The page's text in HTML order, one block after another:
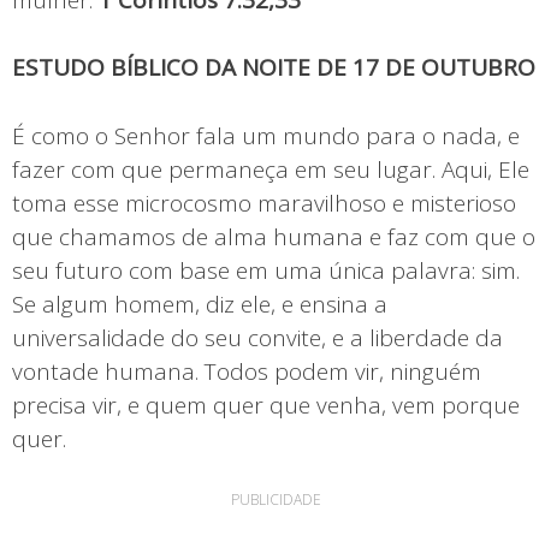
ESTUDO BÍBLICO DA NOITE DE 17 DE OUTUBRO
É como o Senhor fala um mundo para o nada, e
fazer com que permaneça em seu lugar. Aqui, Ele
toma esse microcosmo maravilhoso e misterioso
que chamamos de alma humana e faz com que o
seu futuro com base em uma única palavra: sim.
Se algum homem, diz ele, e ensina a
universalidade do seu convite, e a liberdade da
vontade humana. Todos podem vir, ninguém
precisa vir, e quem quer que venha, vem porque
quer.
PUBLICIDADE